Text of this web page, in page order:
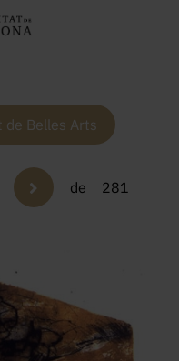
de Belles Arts
de 281